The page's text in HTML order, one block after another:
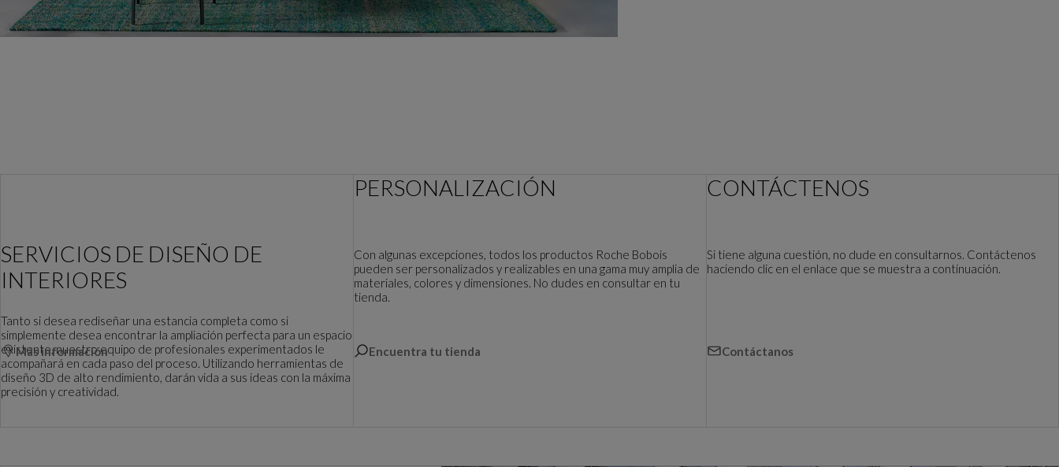
SERVICIOS DE DISEÑO DE
INTERIORES
Tanto si desea rediseñar una estancia completa como si
simplemente desea encontrar la ampliación perfecta para un espacio
existente, nuestro equipo de profesionales experimentados le
acompañará en cada paso del proceso. Utilizando herramientas de
diseño 3D de alto rendimiento, darán vida a sus ideas con la máxima
precisión y creatividad.
Más información
PERSONALIZACIÓN
Con algunas excepciones, todos los productos Roche Bobois
pueden ser personalizados y realizables en una gama muy amplia de
materiales, colores y dimensiones. No dudes en consultar en tu
tienda.
Encuentra tu tienda
CONTÁCTENOS
Si tiene alguna cuestión, no dude en consultarnos. Contáctenos
haciendo clic en el enlace que se muestra a continuación.
Contáctanos